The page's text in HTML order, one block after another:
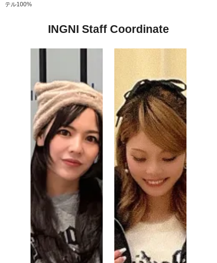
テル100%
INGNI Staff Coordinate